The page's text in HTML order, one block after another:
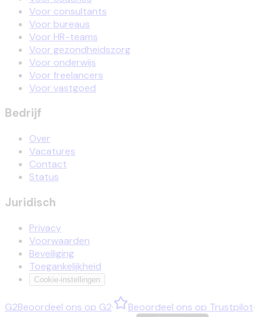
Voor consultants
Voor bureaus
Voor HR-teams
Voor gezondheidszorg
Voor onderwijs
Voor freelancers
Voor vastgoed
Bedrijf
Over
Vacatures
Contact
Status
Juridisch
Privacy
Voorwaarden
Beveiliging
Toegankelijkheid
Cookie-instellingen
G2Beoordeel ons op G2· Beoordeel ons op Trustpilot·